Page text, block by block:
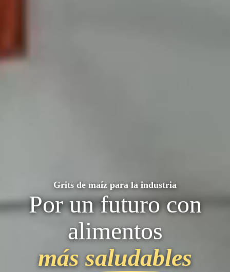
Grits de maíz para la industria
Por un futuro con
alimentos
más saludables